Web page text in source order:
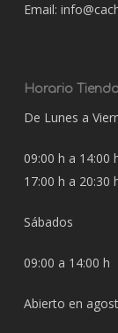
Email:
Horario
De Lunes a
09:00 h a 14:00
17:00 h a 20:30
Sábados
09:00 a 14:00 h
Abierto en